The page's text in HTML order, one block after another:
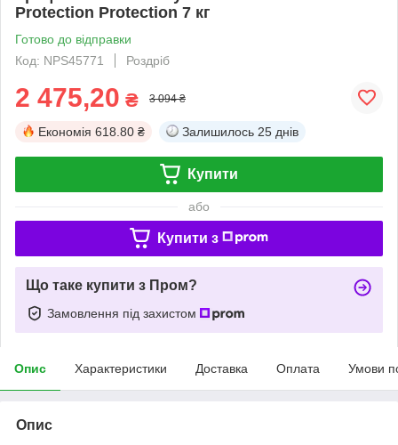
Protection Protection 7 кг
Готово до відправки
Код: NPS45771
Роздріб
2 475,20 ₴ 3 094 ₴
Економія 618.80 ₴ Залишилось 25 днів
Купити
або
Купити з
Що таке купити з Пром?
Замовлення під захистом
Опис Характеристики Доставка Оплата Умови
Опис